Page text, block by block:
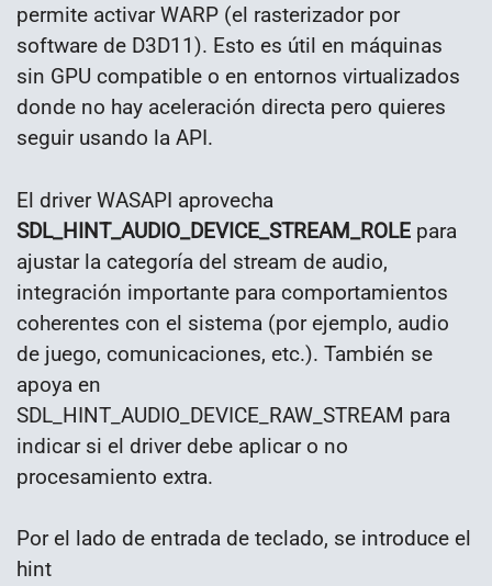
permite activar WARP (el rasterizador por
software de D3D11). Esto es útil en máquinas
sin GPU compatible o en entornos virtualizados
donde no hay aceleración directa pero quieres
seguir usando la API.
El driver WASAPI aprovecha
SDL_HINT_AUDIO_DEVICE_STREAM_ROLE para
ajustar la categoría del stream de audio,
integración importante para comportamientos
coherentes con el sistema (por ejemplo, audio
de juego, comunicaciones, etc.). También se
apoya en
SDL_HINT_AUDIO_DEVICE_RAW_STREAM para
indicar si el driver debe aplicar o no
procesamiento extra.
Por el lado de entrada de teclado, se introduce el
hint